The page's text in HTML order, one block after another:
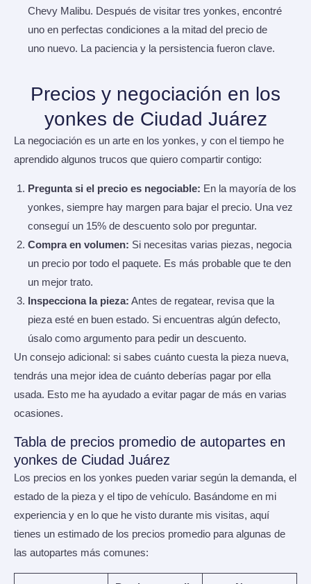
Chevy Malibu. Después de visitar tres yonkes, encontré
uno en perfectas condiciones a la mitad del precio de
uno nuevo. La paciencia y la persistencia fueron clave.
Precios y negociación en los
yonkes de Ciudad Juárez
La negociación es un arte en los yonkes, y con el tiempo he
aprendido algunos trucos que quiero compartir contigo:
Pregunta si el precio es negociable: En la mayoría de los
yonkes, siempre hay margen para bajar el precio. Una vez
conseguí un 15% de descuento solo por preguntar.
Compra en volumen: Si necesitas varias piezas, negocia
un precio por todo el paquete. Es más probable que te den
un mejor trato.
Inspecciona la pieza: Antes de regatear, revisa que la
pieza esté en buen estado. Si encuentras algún defecto,
úsalo como argumento para pedir un descuento.
Un consejo adicional: si sabes cuánto cuesta la pieza nueva,
tendrás una mejor idea de cuánto deberías pagar por ella
usada. Esto me ha ayudado a evitar pagar de más en varias
ocasiones.
Tabla de precios promedio de autopartes en
yonkes de Ciudad Juárez
Los precios en los yonkes pueden variar según la demanda, el
estado de la pieza y el tipo de vehículo. Basándome en mi
experiencia y en lo que he visto durante mis visitas, aquí
tienes un estimado de los precios promedio para algunas de
las autopartes más comunes: